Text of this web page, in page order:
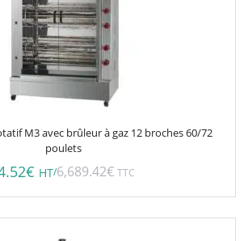
M3 avec brûleur à gaz 12 broches 60/72
poulets
€ HT/6,689.42€ TTC